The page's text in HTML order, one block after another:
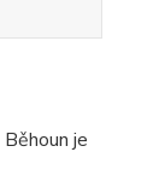
Běhoun je